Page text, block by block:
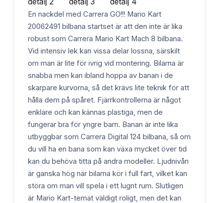
En nackdel med Carrera GO!!! Mario Kart
20062491 bilbana startset är att den inte är lika
robust som Carrera Mario Kart Mach 8 bilbana.
Vid intensiv lek kan vissa delar lossna, särskilt
om man är lite för ivrig vid montering. Bilarna är
snabba men kan ibland hoppa av banan i de
skarpare kurvorna, så det krävs lite teknik för att
hålla dem på spåret. Fjärrkontrollerna är något
enklare och kan kännas plastiga, men de
fungerar bra för yngre barn. Banan är inte lika
utbyggbar som Carrera Digital 124 bilbana, så om
du vill ha en bana som kan växa mycket över tid
kan du behöva titta på andra modeller. Ljudnivån
är ganska hög när bilarna kör i full fart, vilket kan
störa om man vill spela i ett lugnt rum. Slutligen
är Mario Kart-temat väldigt roligt, men det kan